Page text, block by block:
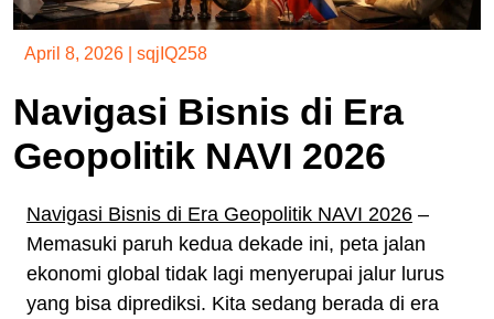
April 8, 2026 sqjIQ258
Navigasi Bisnis di Era
Geopolitik NAVI 2026
Navigasi Bisnis di Era Geopolitik NAVI 2026 –
Memasuki paruh kedua dekade ini, peta jalan
ekonomi global tidak lagi menyerupai jalur lurus
yang bisa diprediksi. Kita sedang berada di era